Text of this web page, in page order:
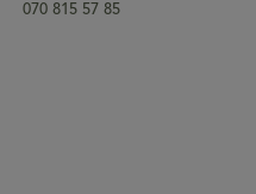
070 815 57 85